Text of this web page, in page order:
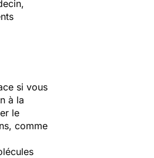
si vous
à la
le
comme